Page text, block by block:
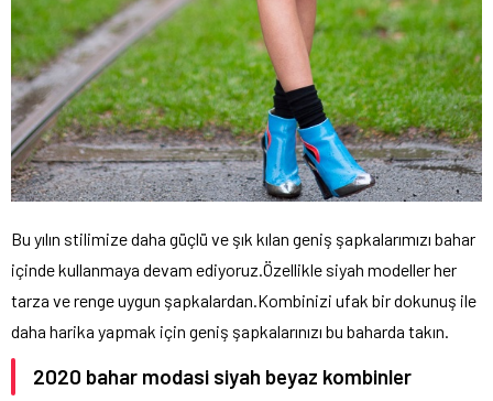
Bu yılın stilimize daha güçlü ve şık kılan geniş şapkalarımızı bahar
içinde kullanmaya devam ediyoruz.Özellikle siyah modeller her
tarza ve renge uygun şapkalardan.Kombinizi ufak bir dokunuş ile
daha harika yapmak için geniş şapkalarınızı bu baharda takın.
2020 bahar modasi siyah beyaz kombinler